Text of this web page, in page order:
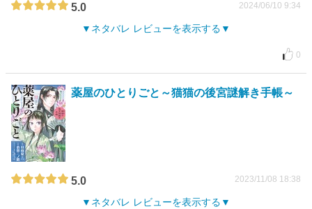
5.0 2024/06/10 9:34
ネタバレ レビューを表示する
0
薬屋のひとりごと～猫猫の後宮謎解き手帳～
5.0 2023/11/08 18:38
ネタバレ レビューを表示する